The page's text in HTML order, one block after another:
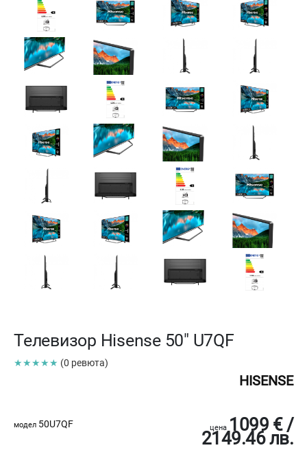
Телевизор Hisense 50" U7QF
★★★★★ (0 ревюта)
HISENSE
модел 50U7QF цена 1099 € /
2149.46 лв.